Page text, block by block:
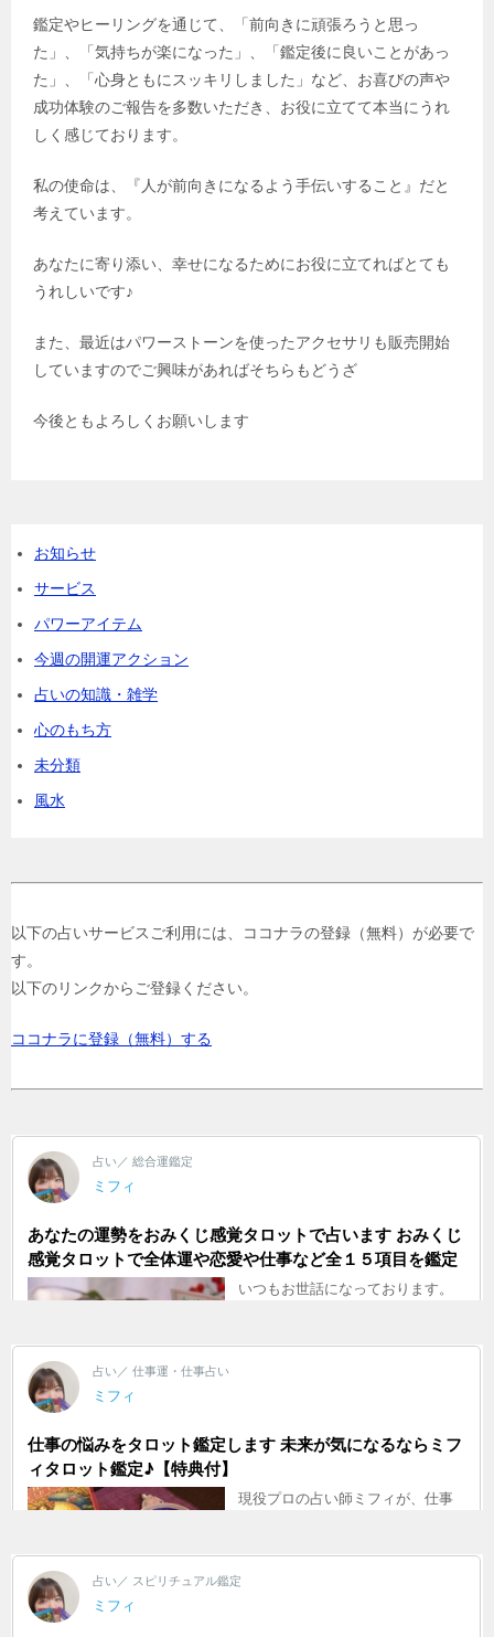
鑑定やヒーリングを通じて、「前向きに頑張ろうと思っ
た」、「気持ちが楽になった」、「鑑定後に良いことがあっ
た」、「心身ともにスッキリしました」など、お喜びの声や
成功体験のご報告を多数いただき、お役に立てて本当にうれ
しく感じております。
私の使命は、『人が前向きになるよう手伝いすること』だと
考えています。
あなたに寄り添い、幸せになるためにお役に立てればとても
うれしいです♪
また、最近はパワーストーンを使ったアクセサリも販売開始
していますのでご興味があればそちらもどうざ
今後ともよろしくお願いします
お知らせ
サービス
パワーアイテム
今週の開運アクション
占いの知識・雑学
心のもち方
未分類
風水
以下の占いサービスご利用には、ココナラの登録（無料）が必要で
す。
以下のリンクからご登録ください。
ココナラに登録（無料）する